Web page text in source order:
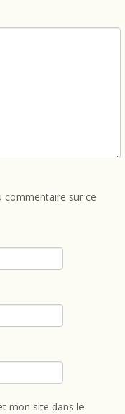
commentaire sur ce
mon site dans le